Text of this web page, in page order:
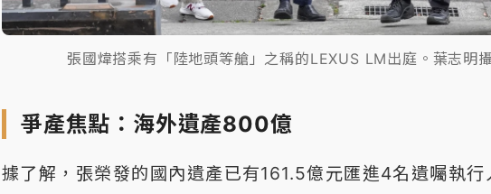
張國煒搭乘有「陸地頭等艙」之稱的LEXUS LM出庭。葉志明
爭產焦點：海外遺產800億
據了解，張榮發的國內遺產已有161.5億元匯進4名遺囑執行